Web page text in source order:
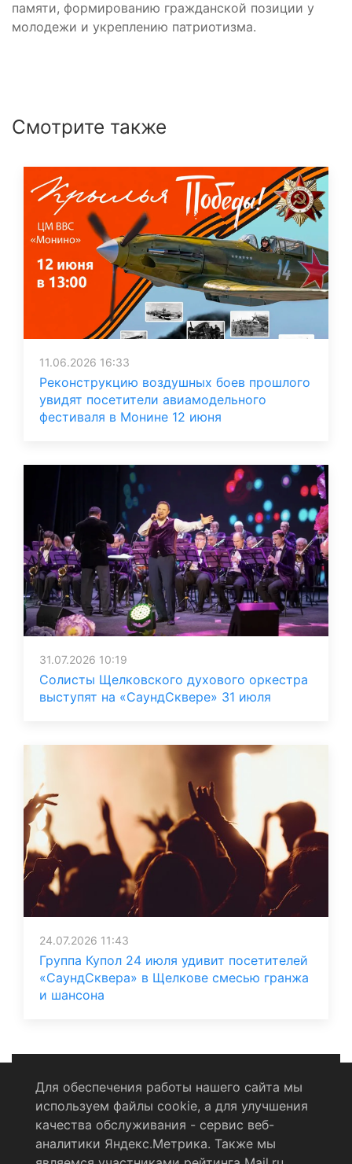
памяти, формированию гражданской позиции у
молодежи и укреплению патриотизма.
Смотрите также
11.06.2026 16:33
Реконструкцию воздушных боев прошлого
увидят посетители авиамодельного
фестиваля в Монине 12 июня
31.07.2026 10:19
Солисты Щелковского духового оркестра
выступят на «СаундСквере» 31 июля
24.07.2026 11:43
Группа Купол 24 июля удивит посетителей
«СаундСквера» в Щелкове смесью гранжа
и шансона
Политика конфиденциальности
Согласие на обработку персональных данных
Для обеспечения работы нашего сайта мы
используем файлы cookie, а для улучшения
качества обслуживания - сервис веб-
аналитики Яндекс.Метрика. Также мы